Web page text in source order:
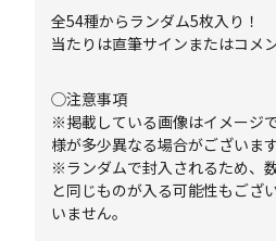
全54種からランダム5枚入り！
当たりは直筆サインまたはコメ
◯注意事項
※掲載している画像はイメージ
様が多少異なる場合がございます
※ランダムで封入されるため、
と同じものが入る可能性もござ
いません。